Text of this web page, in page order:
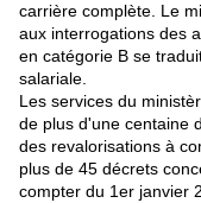
carrière complète. Le
aux interrogations des
en catégorie B se
salariale.
Les services du
de plus d'une centaine
des revalorisations à
plus de 45 décrets
compter du 1er janvier